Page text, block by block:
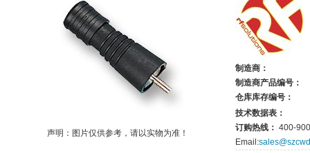
声明：图片仅供参考，请以实物为准！
制造商：
制造商产品编号：
仓库库存编号：
技术数据表：
订购热线： 400-
Email: